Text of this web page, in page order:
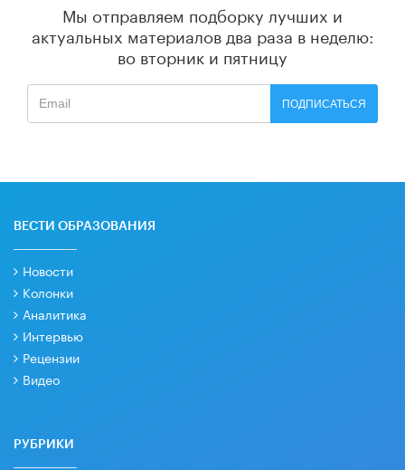
Мы отправляем подборку лучших и
актуальных материалов два раза в неделю:
во вторник и пятницу
ПОДПИСАТЬСЯ
ВЕСТИ ОБРАЗОВАНИЯ
Новости
Колонки
Аналитика
Интервью
Рецензии
Видео
РУБРИКИ